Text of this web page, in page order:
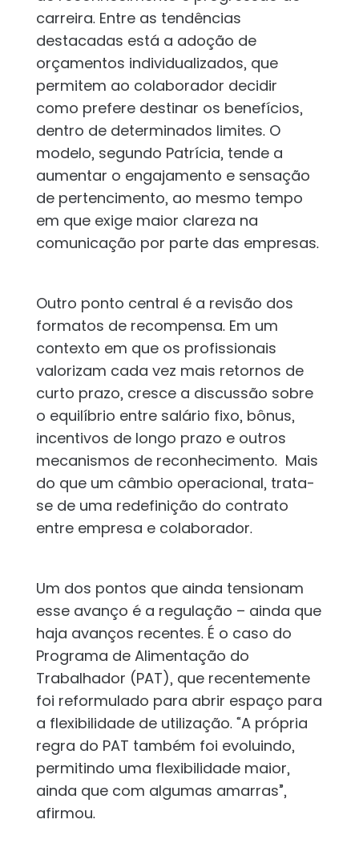
carreira. Entre as tendências
destacadas está a adoção de
orçamentos individualizados, que
permitem ao colaborador decidir
como prefere destinar os benefícios,
dentro de determinados limites. O
modelo, segundo Patrícia, tende a
aumentar o engajamento e sensação
de pertencimento, ao mesmo tempo
em que exige maior clareza na
comunicação por parte das empresas.
Outro ponto central é a revisão dos
formatos de recompensa. Em um
contexto em que os profissionais
valorizam cada vez mais retornos de
curto prazo, cresce a discussão sobre
o equilíbrio entre salário fixo, bônus,
incentivos de longo prazo e outros
mecanismos de reconhecimento. Mais
do que um câmbio operacional, trata-
se de uma redefinição do contrato
entre empresa e colaborador.
Um dos pontos que ainda tensionam
esse avanço é a regulação – ainda que
haja avanços recentes. É o caso do
Programa de Alimentação do
Trabalhador (PAT), que recentemente
foi reformulado para abrir espaço para
a flexibilidade de utilização. “A própria
regra do PAT também foi evoluindo,
permitindo uma flexibilidade maior,
ainda que com algumas amarras”,
afirmou.